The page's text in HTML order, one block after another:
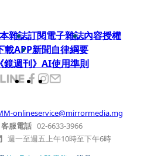
雜誌訂閱電子雜誌內容授權
載APP新聞自律綱要
《鏡週刊》AI使用準則
onlineservice@mirrormedia.mg
客服電話 02-6633-3966
週一至週五上午10時至下午6時